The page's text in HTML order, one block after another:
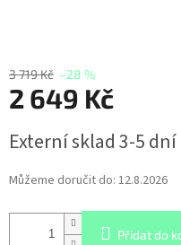
3 719 Kč –28 %
2 649 Kč
cena:
Externí sklad 3-5 dní
Můžeme doručit do: 12.8.2026
Přidat do